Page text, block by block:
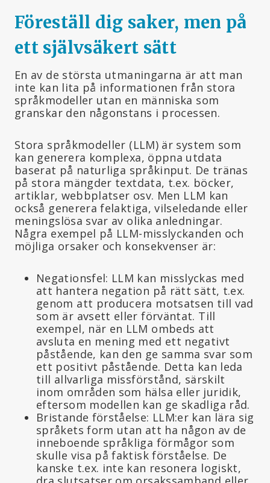
Föreställ dig saker, men på
ett självsäkert sätt
En av de största utmaningarna är att man
inte kan lita på informationen från stora
språkmodeller utan en människa som
granskar den någonstans i processen.
Stora språkmodeller (LLM) är system som
kan generera komplexa, öppna utdata
baserat på naturliga språkinput. De tränas
på stora mängder textdata, t.ex. böcker,
artiklar, webbplatser osv. Men LLM kan
också generera felaktiga, vilseledande eller
meningslösa svar av olika anledningar.
Några exempel på LLM-misslyckanden och
möjliga orsaker och konsekvenser är:
Negationsfel: LLM kan misslyckas med
att hantera negation på rätt sätt, t.ex.
genom att producera motsatsen till vad
som är avsett eller förväntat. Till
exempel, när en LLM ombeds att
avsluta en mening med ett negativt
påstående, kan den ge samma svar som
ett positivt påstående. Detta kan leda
till allvarliga missförstånd, särskilt
inom områden som hälsa eller juridik,
eftersom modellen kan ge skadliga råd.
Bristande förståelse: LLM:er kan lära sig
språkets form utan att ha någon av de
inneboende språkliga förmågor som
skulle visa på faktisk förståelse. De
kanske t.ex. inte kan resonera logiskt,